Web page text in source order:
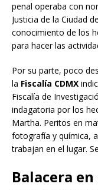
penal operaba con
Justicia de la Ciudad
conocimiento de los
para hacer las
Por su parte, poco
la Fiscalía CDMX
Fiscalía de
indagatoria por los
Martha. Peritos en
fotografía y química,
trabajan en el lugar.
Balacera